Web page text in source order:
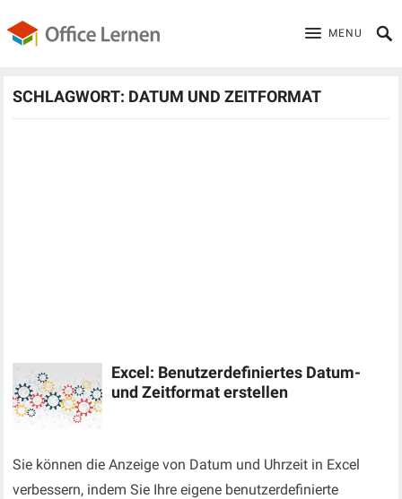
MENU
SCHLAGWORT: DATUM UND ZEITFORMAT
Excel: Benutzerdefiniertes Datum-
und Zeitformat erstellen
Sie können die Anzeige von Datum und Uhrzeit in Excel
verbessern, indem Sie Ihre eigene benutzerdefinierte